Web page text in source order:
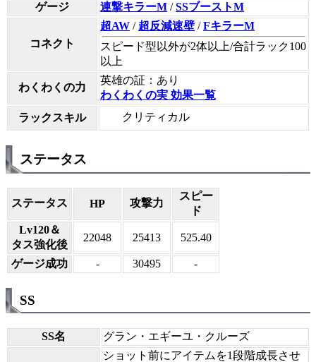
ゲージ
連撃キラーM /SSブーストM
コネクト
超AW / 超反減速壁 /FキラーM
スピード型以外が2体以上/合計ラック100
以上
わくわくの力
英雄の証：あり
わくわくの実 効果一覧
ラックスキル
クリティカル
ステータス
ステータス HP 攻撃力
スピー
ド
Lv120＆
タス強化後
22048 25413 525.40
ゲージ成功 - 30495 -
SS
SS名 グラン・エギーユ・クルーズ
ショット前にアイテムを1段階成長させ